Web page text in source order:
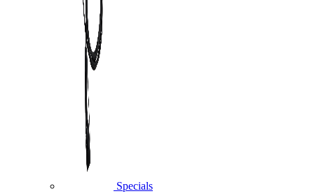
Specials